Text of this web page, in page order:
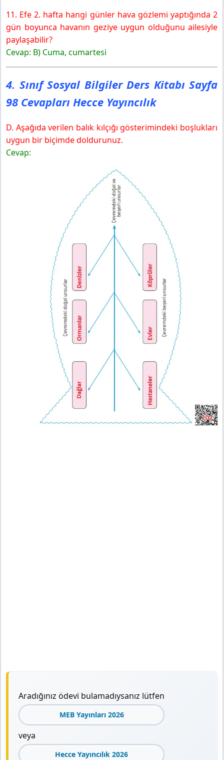
11. Efe 2. hafta hangi günler hava gözlemi yaptığında 2
gün boyunca havanın geziye uygun olduğunu ailesiyle
paylaşabilir?
Cevap: B) Cuma, cumartesi
4. Sınıf Sosyal Bilgiler Ders Kitabı Sayfa
98 Cevapları Hecce Yayıncılık
D. Aşağıda verilen balık kılçığı gösterimindeki boşlukları
uygun bir biçimde doldurunuz.
Cevap:
Aradığınız ödevi bulamadıysanız lütfen
MEB Yayınları 2026
veya
Hecce Yayıncılık 2026